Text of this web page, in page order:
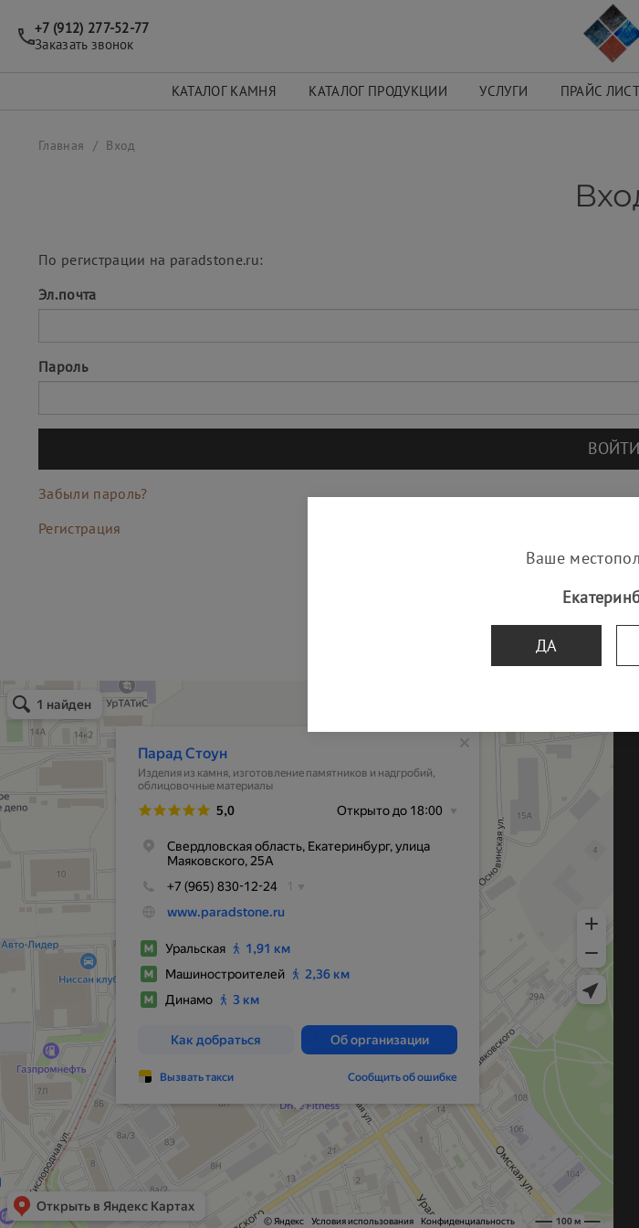
+7 (912) 277-52-77
Заказать звонок
КАТАЛОГ КАМНЯ КАТАЛОГ ПРОДУКЦИИ УСЛУГИ ПРАЙС ЛИСТ
Главная Вход
По регистрации на paradstone.ru:
Эл.почта
Пароль
ВОЙТИ
Забыли пароль?
Регистрация
Парад Стоун
Изделия из камня в Екатеринбурге
Изготовление памятников и надгробий в Екатеринбурге
Ваше
ДА